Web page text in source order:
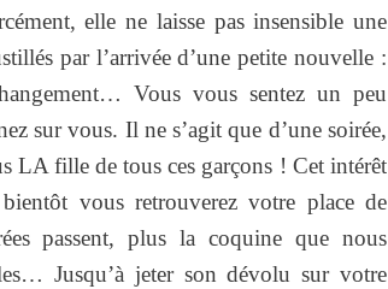
elle ne laisse pas insensible une
par l’arrivée d’une petite nouvelle :
Vous vous sentez un peu
sur vous. Il ne s’agit que d’une soirée,
LA fille de tous ces garçons ! Cet intérêt
vous retrouverez votre place de
passent, plus la coquine que nous
Jusqu’à jeter son dévolu sur votre